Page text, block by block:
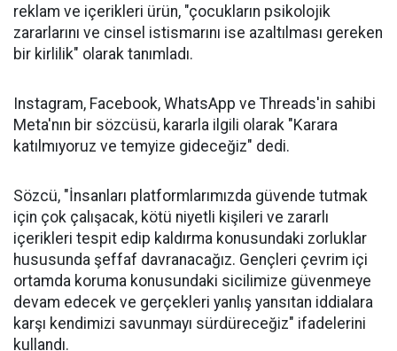
reklam ve içerikleri ürün, "çocukların psikolojik
zararlarını ve cinsel istismarını ise azaltılması gereken
bir kirlilik" olarak tanımladı.
Instagram, Facebook, WhatsApp ve Threads'in sahibi
Meta'nın bir sözcüsü, kararla ilgili olarak "Karara
katılmıyoruz ve temyize gideceğiz" dedi.
Sözcü, "İnsanları platformlarımızda güvende tutmak
için çok çalışacak, kötü niyetli kişileri ve zararlı
içerikleri tespit edip kaldırma konusundaki zorluklar
hususunda şeffaf davranacağız. Gençleri çevrim içi
ortamda koruma konusundaki sicilimize güvenmeye
devam edecek ve gerçekleri yanlış yansıtan iddialara
karşı kendimizi savunmayı sürdüreceğiz" ifadelerini
kullandı.